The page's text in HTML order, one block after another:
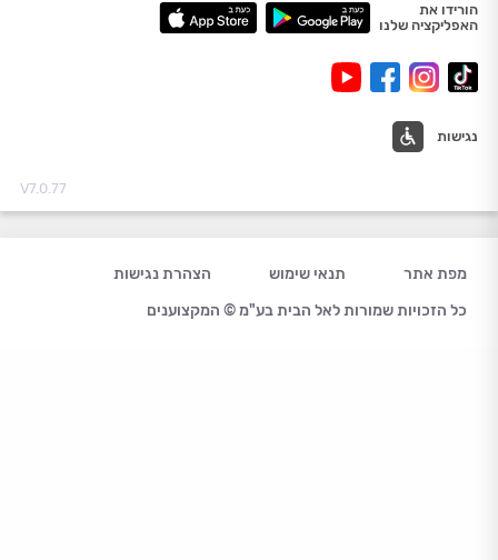
הורידו את
האפליקציה שלנו
נגישות
V7.0.77
מפת אתר תנאי שימוש
הצהרת נגישות
כל הזכויות שמורות לאל הבית בע"מ © המקצוענים